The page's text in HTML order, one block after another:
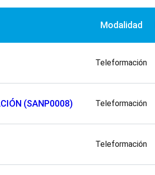
Modalidad
Teleformación
(SANP0008) Teleformación
Teleformación